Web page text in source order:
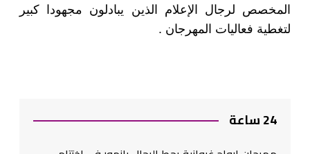
المخصص لرجال الإعلام الذين يبادلون مجهودا كبير
لتغطية فعاليات المهرجان .
24 ساعة